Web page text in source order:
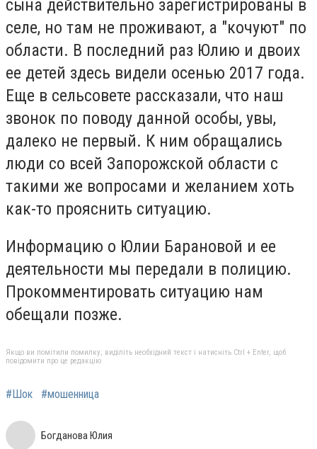
сына действительно зарегистрированы в
селе, но там не проживают, а "кочуют" по
области. В последний раз Юлию и двоих
ее детей здесь видели осенью 2017 года.
Еще в сельсовете рассказали, что наш
звонок по поводу данной особы, увы,
далеко не первый. К ним обращались
люди со всей Запорожской области с
такими же вопросами и желанием хоть
как-то прояснить ситуацию.
Информацию о Юлии Барановой и ее
деятельности мы передали в полицию.
Прокомментировать ситуацию нам
обещали позже.
Якщо ви помітили помилку, виділіть необхідний текст і натисніть Ctrl + Enter, щоб
повідомити про це редакцію
#Шок #мошенница
Богданова Юлия